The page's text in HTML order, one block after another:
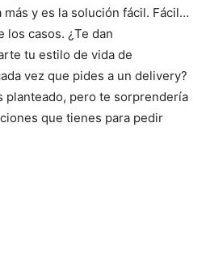
y es la solución fácil. Fácil…
los casos. ¿Te dan
tu estilo de vida de
vez que pides a un delivery?
planteado, pero te sorprendería
que tienes para pedir